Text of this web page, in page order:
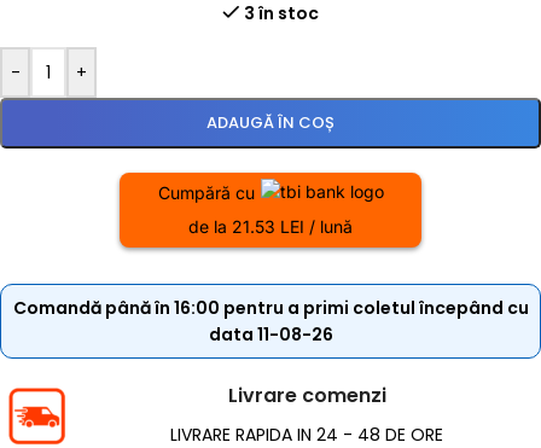
3 în stoc
- +
ADAUGĂ ÎN COȘ
Cumpără cu
de la 21.53 LEI / lună
Comandă până în 16:00 pentru a primi coletul începând cu
data 11-08-26
Livrare comenzi
LIVRARE RAPIDA IN 24 - 48 DE ORE